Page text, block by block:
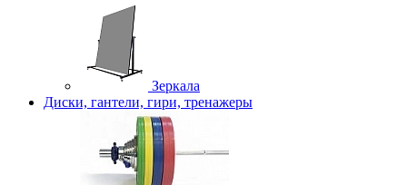
Зеркала
Диски, гантели, гири, тренажеры